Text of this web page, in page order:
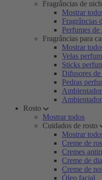
Fragrâncias de
Mostrar
Fragrâncias
Perfumes
Fragrâncias para
Mostrar
Velas
Sticks
Difusores de
Pedras
Rosto
Mostrar todos
Cuidados de rosto
Mostrar
Creme de
Cremes
Creme de dia
Creme de
Óleo facial